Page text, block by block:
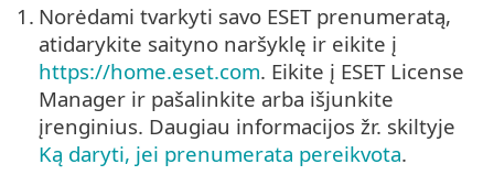
1. Norėdami tvarkyti savo ESET prenumeratą,
atidarykite saityno naršyklę ir eikite į
https://home.eset.com. Eikite į ESET License
Manager ir pašalinkite arba išjunkite
įrenginius. Daugiau informacijos žr. skiltyje
Ką daryti, jei prenumerata pereikvota.